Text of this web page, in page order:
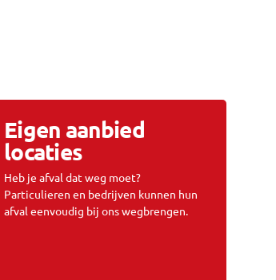
Eigen aanbied
locaties
Heb je afval dat weg moet?
Particulieren en bedrijven kunnen hun
afval eenvoudig bij ons wegbrengen.